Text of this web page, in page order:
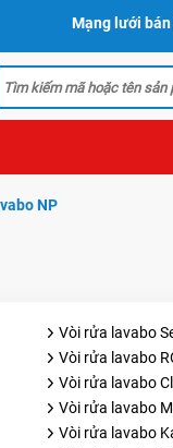
Mạng lưới
NP
Vòi rửa lavabo
Vòi rửa lavabo
Vòi rửa lavabo
Vòi rửa lavabo
Vòi rửa lavabo